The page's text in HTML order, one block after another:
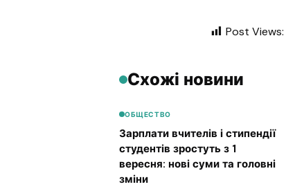
Post Views:
Схожі новини
ОБЩЕСТВО
Зарплати вчителів і стипендії
студентів зростуть з 1
вересня: нові суми та головні
зміни